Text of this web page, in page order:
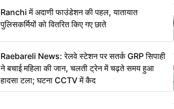
Ranchi में अदाणी फाउंडेशन की पहल, यातायात
पुलिसकर्मियों को वितरित किए गए छाते
Raebareli News: रेलवे स्टेशन पर सतर्क GRP सिपाही
ने बचाई महिला की जान, चलती ट्रेन में चढ़ते समय हुआ
हादसा टला; घटना CCTV में कैद